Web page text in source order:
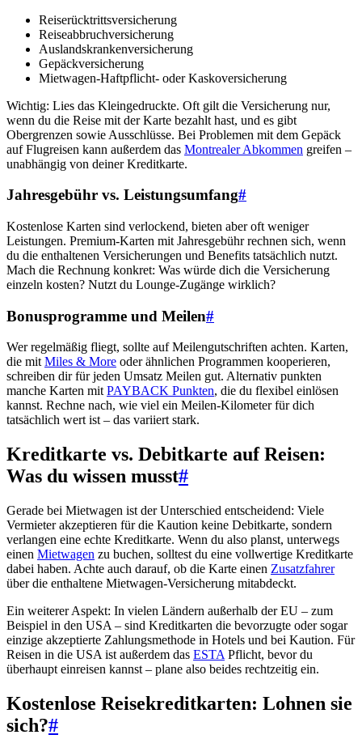
Reiserücktrittsversicherung
Reiseabbruchversicherung
Auslandskrankenversicherung
Gepäckversicherung
Mietwagen-Haftpflicht- oder Kaskoversicherung
Wichtig: Lies das Kleingedruckte. Oft gilt die Versicherung nur,
wenn du die Reise mit der Karte bezahlt hast, und es gibt
Obergrenzen sowie Ausschlüsse. Bei Problemen mit dem Gepäck
auf Flugreisen kann außerdem das Montrealer Abkommen greifen –
unabhängig von deiner Kreditkarte.
Jahresgebühr vs. Leistungsumfang#
Kostenlose Karten sind verlockend, bieten aber oft weniger
Leistungen. Premium-Karten mit Jahresgebühr rechnen sich, wenn
du die enthaltenen Versicherungen und Benefits tatsächlich nutzt.
Mach die Rechnung konkret: Was würde dich die Versicherung
einzeln kosten? Nutzt du Lounge-Zugänge wirklich?
Bonusprogramme und Meilen#
Wer regelmäßig fliegt, sollte auf Meilengutschriften achten. Karten,
die mit Miles & More oder ähnlichen Programmen kooperieren,
schreiben dir für jeden Umsatz Meilen gut. Alternativ punkten
manche Karten mit PAYBACK Punkten, die du flexibel einlösen
kannst. Rechne nach, wie viel ein Meilen-Kilometer für dich
tatsächlich wert ist – das variiert stark.
Kreditkarte vs. Debitkarte auf Reisen:
Was du wissen musst#
Gerade bei Mietwagen ist der Unterschied entscheidend: Viele
Vermieter akzeptieren für die Kaution keine Debitkarte, sondern
verlangen eine echte Kreditkarte. Wenn du also planst, unterwegs
einen Mietwagen zu buchen, solltest du eine vollwertige Kreditkarte
dabei haben. Achte auch darauf, ob die Karte einen Zusatzfahrer
über die enthaltene Mietwagen-Versicherung mitabdeckt.
Ein weiterer Aspekt: In vielen Ländern außerhalb der EU – zum
Beispiel in den USA – sind Kreditkarten die bevorzugte oder sogar
einzige akzeptierte Zahlungsmethode in Hotels und bei Kaution. Für
Reisen in die USA ist außerdem das ESTA Pflicht, bevor du
überhaupt einreisen kannst – plane also beides rechtzeitig ein.
Kostenlose Reisekreditkarten: Lohnen sie
sich?#